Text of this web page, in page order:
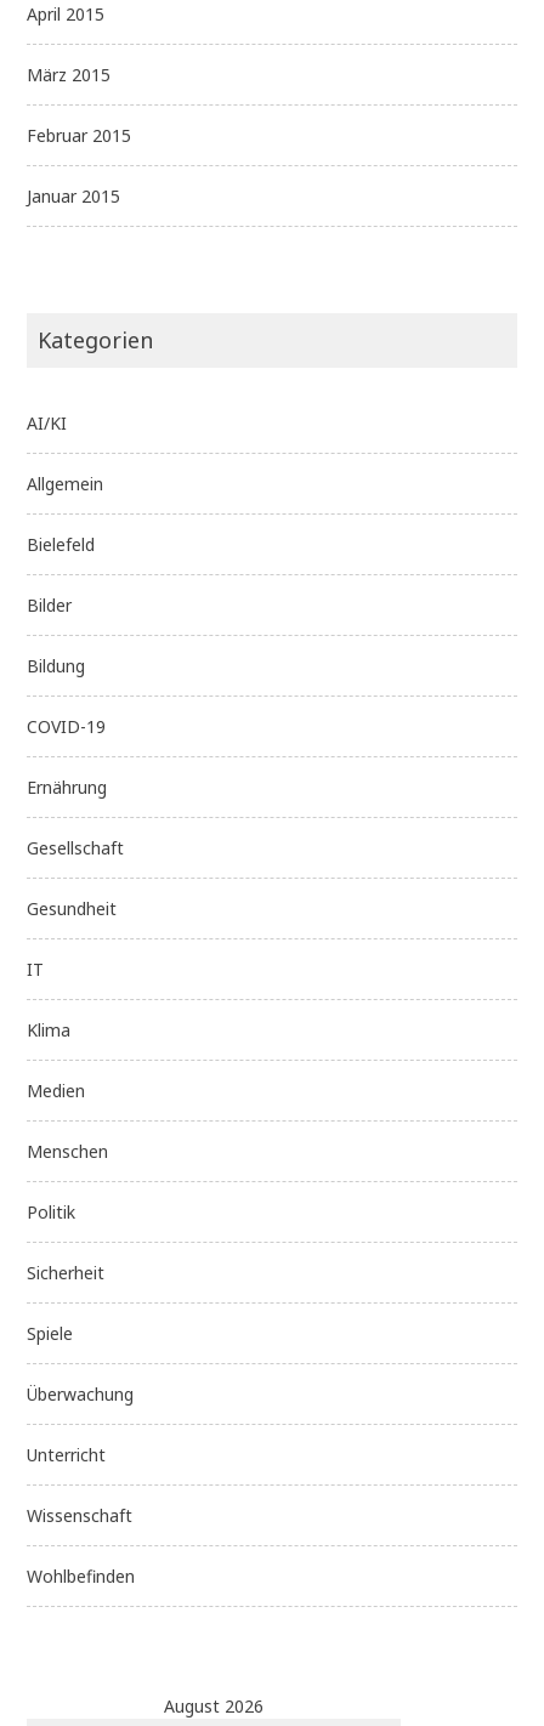
April 2015
März 2015
Februar 2015
Januar 2015
Kategorien
AI/KI
Allgemein
Bielefeld
Bilder
Bildung
COVID-19
Ernährung
Gesellschaft
Gesundheit
IT
Klima
Medien
Menschen
Politik
Sicherheit
Spiele
Überwachung
Unterricht
Wissenschaft
Wohlbefinden
August 2026